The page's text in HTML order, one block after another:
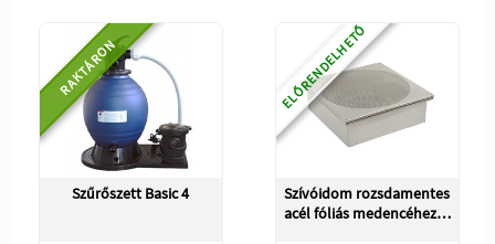
RAKTÁRON
Szűrőszett Basic 4
ELŐRENDELHETŐ
Szívóidom rozsdamentes
acél fóliás medencéhez…